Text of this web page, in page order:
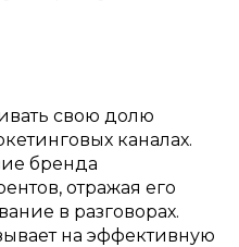
свою долю
каналах.
бренда
отражая его
в разговорах.
на эффективную